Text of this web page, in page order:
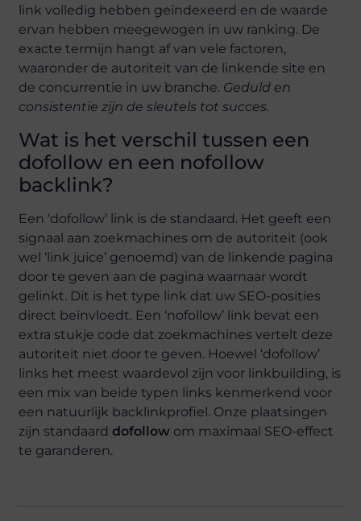
link volledig hebben geïndexeerd en de waarde
ervan hebben meegewogen in uw ranking. De
exacte termijn hangt af van vele factoren,
waaronder de autoriteit van de linkende site en
de concurrentie in uw branche. Geduld en
consistentie zijn de sleutels tot succes.
Wat is het verschil tussen een
dofollow en een nofollow
backlink?
Een ‘dofollow’ link is de standaard. Het geeft een
signaal aan zoekmachines om de autoriteit (ook
wel ‘link juice’ genoemd) van de linkende pagina
door te geven aan de pagina waarnaar wordt
gelinkt. Dit is het type link dat uw SEO-posities
direct beïnvloedt. Een ‘nofollow’ link bevat een
extra stukje code dat zoekmachines vertelt deze
autoriteit niet door te geven. Hoewel ‘dofollow’
links het meest waardevol zijn voor linkbuilding, is
een mix van beide typen links kenmerkend voor
een natuurlijk backlinkprofiel. Onze plaatsingen
zijn standaarddofollow om maximaal SEO-effect
te garanderen.